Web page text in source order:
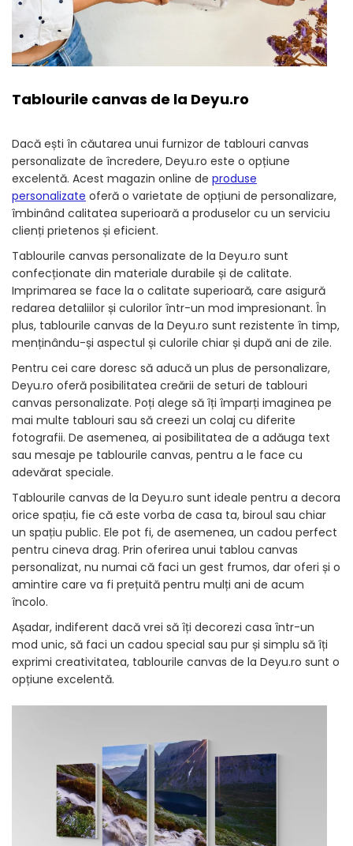
Tablourile canvas de la Deyu.ro
Dacă ești în căutarea unui furnizor de tablouri canvas
personalizate de încredere, Deyu.ro este o opțiune
excelentă. Acest magazin online de produse
personalizate oferă o varietate de opțiuni de personalizare,
îmbinând calitatea superioară a produselor cu un serviciu
clienți prietenos și eficient.
Tablourile canvas personalizate de la Deyu.ro sunt
confecționate din materiale durabile și de calitate.
Imprimarea se face la o calitate superioară, care asigură
redarea detaliilor și culorilor într-un mod impresionant. În
plus, tablourile canvas de la Deyu.ro sunt rezistente în timp,
menținându-și aspectul și culorile chiar și după ani de zile.
Pentru cei care doresc să aducă un plus de personalizare,
Deyu.ro oferă posibilitatea creării de seturi de tablouri
canvas personalizate. Poți alege să îți împarți imaginea pe
mai multe tablouri sau să creezi un colaj cu diferite
fotografii. De asemenea, ai posibilitatea de a adăuga text
sau mesaje pe tablourile canvas, pentru a le face cu
adevărat speciale.
Tablourile canvas de la Deyu.ro sunt ideale pentru a decora
orice spațiu, fie că este vorba de casa ta, biroul sau chiar
un spațiu public. Ele pot fi, de asemenea, un cadou perfect
pentru cineva drag. Prin oferirea unui tablou canvas
personalizat, nu numai că faci un gest frumos, dar oferi și o
amintire care va fi prețuită pentru mulți ani de acum
încolo.
Așadar, indiferent dacă vrei să îți decorezi casa într-un
mod unic, să faci un cadou special sau pur și simplu să îți
exprimi creativitatea, tablourile canvas de la Deyu.ro sunt o
opțiune excelentă.